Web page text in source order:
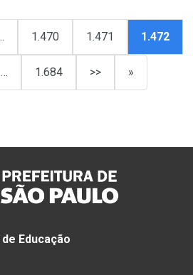
1.470 1.471 1.472
… 1.684 >> »
Educação